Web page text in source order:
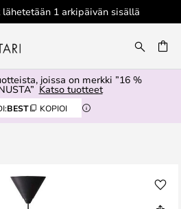
1 arkipäivän sisällä
joissa on merkki ”16 %
Katso tuotteet
BEST KOPIOI